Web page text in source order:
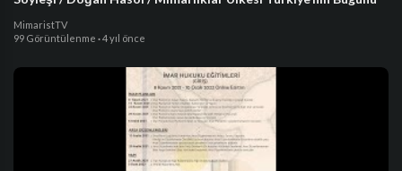
MimaristTV
99 Görüntülenme ·4 yıl önce